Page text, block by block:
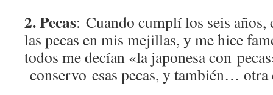
2. Pecas: Cuando cumplí los seis años,
las pecas en mis mejillas, y me hice
todos me decían «la japonesa con
conservo esas pecas, y también…